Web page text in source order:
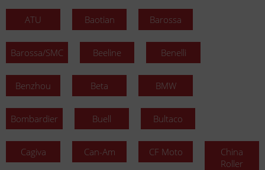
ATU Baotian Barossa
Barossa/SMC Beeline Benelli
Benzhou Beta BMW
Bombardier Buell Bultaco
Cagiva Can-Am CF Moto
China
Roller